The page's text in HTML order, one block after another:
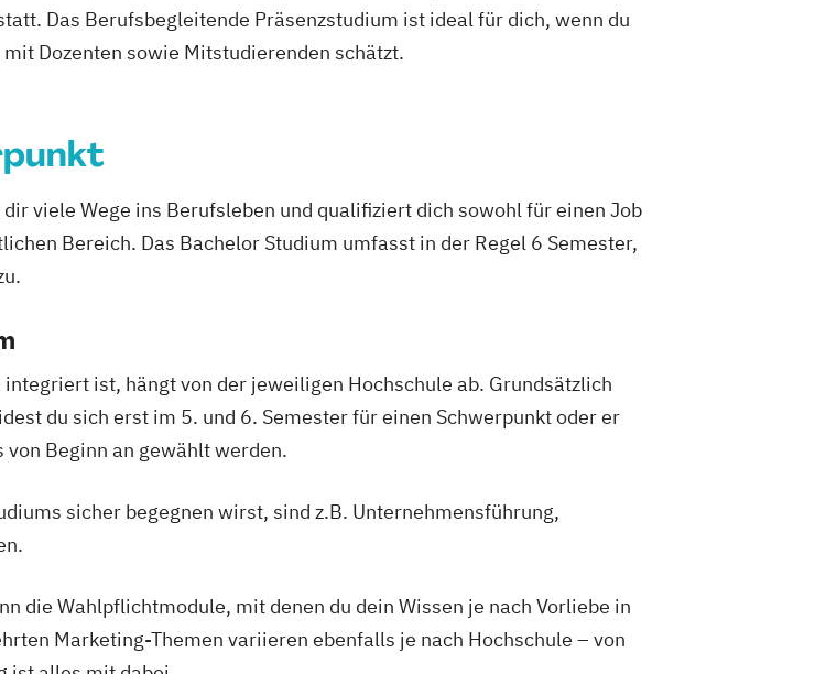
Das Berufsbegleitende Präsenzstudium ist ideal für dich, wenn du
Dozenten sowie Mitstudierenden schätzt.
viele Wege ins Berufsleben und qualifiziert dich sowohl für einen Job
Bereich. Das Bachelor Studium umfasst in der Regel 6 Semester,
ist, hängt von der jeweiligen Hochschule ab. Grundsätzlich
du sich erst im 5. und 6. Semester für einen Schwerpunkt oder er
Beginn an gewählt werden.
sicher begegnen wirst, sind z.B. Unternehmensführung,
die Wahlpflichtmodule, mit denen du dein Wissen je nach Vorliebe in
Marketing-Themen variieren ebenfalls je nach Hochschule – von